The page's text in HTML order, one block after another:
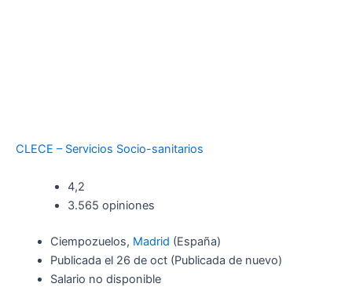
CLECE – Servicios Socio-sanitarios
4,2
3.565 opiniones
Ciempozuelos, Madrid (España)
Publicada el 26 de oct(Publicada de nuevo)
Salario no disponible